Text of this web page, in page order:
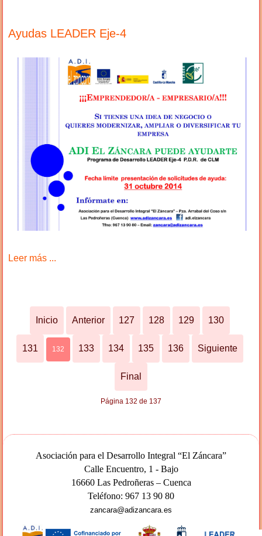
Ayudas LEADER Eje-4
Leer más ...
Inicio Anterior 127 128 129 130
131 132 133 134 135 136 Siguiente
Final
Página 132 de 137
Asociación para el Desarrollo Integral “El Záncara”
Calle Encuentro, 1 - Bajo
16660 Las Pedroñeras – Cuenca
Teléfono: 967 13 90 80
zancara@adizancara.es